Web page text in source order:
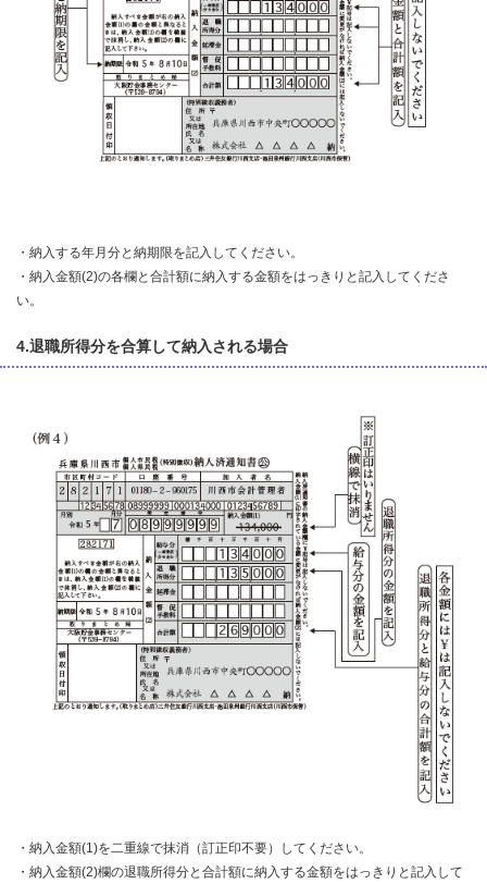
・納入する年月分と納期限を記入してください。
・納入金額(2)の各欄と合計額に納入する金額をはっきりと記入してくださ
い。
4.退職所得分を合算して納入される場合
・納入金額(1)を二重線で抹消（訂正印不要）してください。
・納入金額(2)欄の退職所得分と合計額に納入する金額をはっきりと記入して